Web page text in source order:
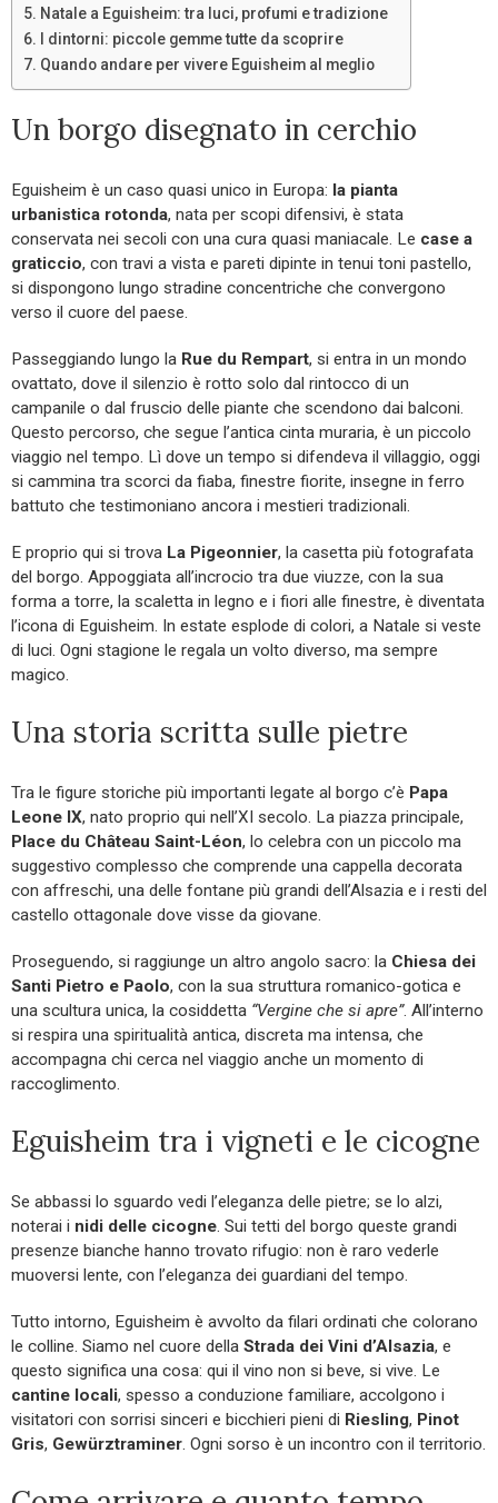
Natale a Eguisheim: tra luci, profumi e tradizione
I dintorni: piccole gemme tutte da scoprire
Quando andare per vivere Eguisheim al meglio
Un borgo disegnato in cerchio
Eguisheim è un caso quasi unico in Europa: la pianta
urbanistica rotonda, nata per scopi difensivi, è stata
conservata nei secoli con una cura quasi maniacale. Le case a
graticcio, con travi a vista e pareti dipinte in tenui toni pastello,
si dispongono lungo stradine concentriche che convergono
verso il cuore del paese.
Passeggiando lungo la Rue du Rempart, si entra in un mondo
ovattato, dove il silenzio è rotto solo dal rintocco di un
campanile o dal fruscio delle piante che scendono dai balconi.
Questo percorso, che segue l’antica cinta muraria, è un piccolo
viaggio nel tempo. Lì dove un tempo si difendeva il villaggio, oggi
si cammina tra scorci da fiaba, finestre fiorite, insegne in ferro
battuto che testimoniano ancora i mestieri tradizionali.
E proprio qui si trova La Pigeonnier, la casetta più fotografata
del borgo. Appoggiata all’incrocio tra due viuzze, con la sua
forma a torre, la scaletta in legno e i fiori alle finestre, è diventata
l’icona di Eguisheim. In estate esplode di colori, a Natale si veste
di luci. Ogni stagione le regala un volto diverso, ma sempre
magico.
Una storia scritta sulle pietre
Tra le figure storiche più importanti legate al borgo c’è Papa
Leone IX, nato proprio qui nell’XI secolo. La piazza principale,
Place du Château Saint-Léon, lo celebra con un piccolo ma
suggestivo complesso che comprende una cappella decorata
con affreschi, una delle fontane più grandi dell’Alsazia e i resti del
castello ottagonale dove visse da giovane.
Proseguendo, si raggiunge un altro angolo sacro: la Chiesa dei
Santi Pietro e Paolo, con la sua struttura romanico-gotica e
una scultura unica, la cosiddetta “Vergine che si apre”. All’interno
si respira una spiritualità antica, discreta ma intensa, che
accompagna chi cerca nel viaggio anche un momento di
raccoglimento.
Eguisheim tra i vigneti e le cicogne
Se abbassi lo sguardo vedi l’eleganza delle pietre; se lo alzi,
noterai i nidi delle cicogne. Sui tetti del borgo queste grandi
presenze bianche hanno trovato rifugio: non è raro vederle
muoversi lente, con l’eleganza dei guardiani del tempo.
Tutto intorno, Eguisheim è avvolto da filari ordinati che colorano
le colline. Siamo nel cuore della Strada dei Vini d’Alsazia, e
questo significa una cosa: qui il vino non si beve, si vive. Le
cantine locali, spesso a conduzione familiare, accolgono i
visitatori con sorrisi sinceri e bicchieri pieni di Riesling, Pinot
Gris, Gewürztraminer. Ogni sorso è un incontro con il territorio.